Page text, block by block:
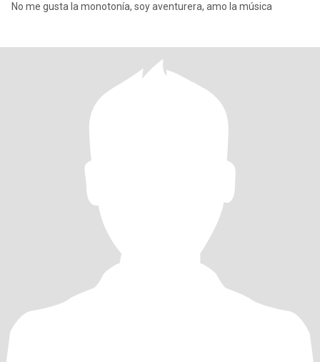
No me gusta la monotonía, soy aventurera, amo la música